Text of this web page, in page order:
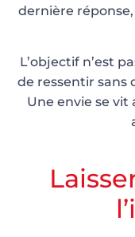
dernière réponse,
L’objectif n’est
de ressentir sans
Une envie se vit